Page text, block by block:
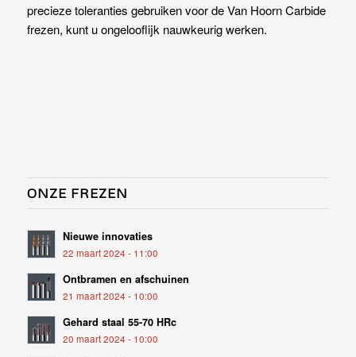
precieze toleranties gebruiken voor de Van Hoorn Carbide
frezen, kunt u ongelooflijk nauwkeurig werken.
ONZE FREZEN
Nieuwe innovaties
22 maart 2024 - 11:00
Ontbramen en afschuinen
21 maart 2024 - 10:00
Gehard staal 55-70 HRc
20 maart 2024 - 10:00